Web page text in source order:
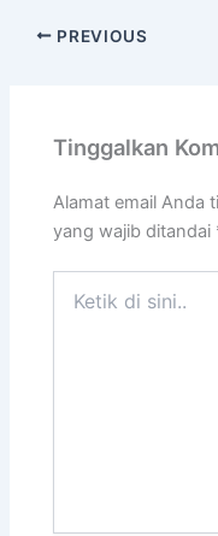
PREVIOUS
Tinggalkan
Alamat email Anda
yang wajib ditandai